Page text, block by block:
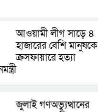
আওয়ামী লীগ সাড়ে ৪
হাজারের বেশি মানুষকে
ক্রসফায়ারে হত্যা
জুলাই গণঅভ্যুত্থানের